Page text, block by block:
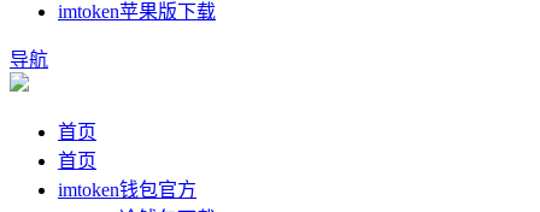
imtoken苹果版下载
导航
首页
首页
imtoken钱包官方